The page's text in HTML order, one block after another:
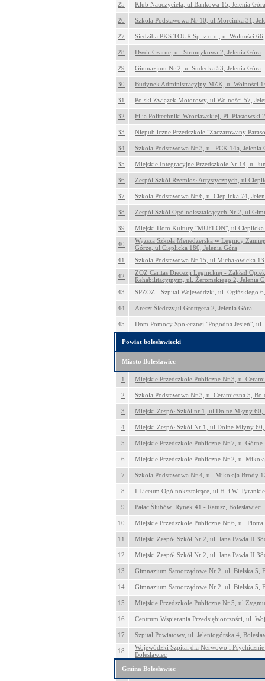
25
Klub Nauczyciela, ul.Bankowa 15, Jelenia Góra
26 Szkoła Podstawowa Nr 10, ul.Morcinka 31,
27 Siedziba PKS TOUR Sp. z o.o., ul.Wolności
28 Dwór Czarne, ul. Strumykowa 2, Jelenia Góra
29 Gimnazjum Nr 2, ul.Sudecka 53, Jelenia Góra
30 Budynek Administracyjny MZK, ul.Wolności
31 Polski Związek Motorowy, ul.Wolności 57,
32 Filia Politechniki Wrocławskiej, Pl. Piastowski
33 Niepubliczne Przedszkole "Zaczarowany
34 Szkoła Podstawowa Nr 3, ul. PCK 14a, Jelenia
35 Miejskie Integracyjne Przedszkole Nr 14,
36 Zespół Szkół Rzemiosł Artystycznych,
37 Szkoła Podstawowa Nr 6, ul.Cieplicka 74,
38 Zespół Szkół Ogólnokształcących Nr 2,
39 Miejski Dom Kultury "MUFLON", ul.Cieplicka
40
Wyższa Szkoła Menedżerska w Legnicy
Górze, ul.Cieplicka 180, Jelenia Góra
41
Szkoła Podstawowa Nr 15, ul.Michałowicka
42
ZOZ Caritas Diecezji Legnickiej - Zakład
Rehabilitacyjnym, ul. Żeromskiego 2, Jelenia
43
SPZOZ - Szpital Wojewódzki, ul. Ogińskiego
44 Areszt Śledczy,ul Grottgera 2, Jelenia Góra
45 Dom Pomocy Społecznej "Pogodna Jesień",
Powiat bolesławiecki
Miasto Bolesławiec
1 Miejskie Przedszkole Publiczne Nr 3,
2 Szkoła Podstawowa Nr 3, ul.Ceramiczna 5,
3 Miejski Zespół Szkół nr 1, ul.Dolne Młyny 60,
4 Miejski Zespół Szkół Nr 1, ul.Dolne Młyny 60,
5 Miejskie Przedszkole Publiczne Nr 7, ul.Górne
6 Miejskie Przedszkole Publiczne Nr 2,
7 Szkoła Podstawowa Nr 4, ul. Mikołaja Brody
8 I Liceum Ogólnokształcące, ul.H. i W.
9 Pałac Ślubów ,Rynek 41 - Ratusz, Bolesławiec
10 Miejskie Przedszkole Publiczne Nr 6, ul. Piotra
11 Miejski Zespół Szkół Nr 2, ul. Jana Pawła II
12 Miejski Zespół Szkół Nr 2, ul. Jana Pawła II
13 Gimnazjum Samorządowe Nr 2, ul. Bielska 5,
14 Gimnazjum Samorządowe Nr 2, ul. Bielska 5,
15 Miejskie Przedszkole Publiczne Nr 5,
16 Centrum Wspierania Przedsiębiorczości, ul.
17 Szpital Powiatowy, ul. Jeleniogórska 4,
18
Wojewódzki Szpital dla Nerwowo i
Bolesławiec
Gmina Bolesławiec